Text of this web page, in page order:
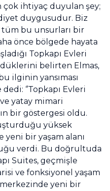
çok ihtiyaç duyulan şey;
duygusudur. Biz
tüm bu unsurları bir
önce bölgede hayata
Topkapı Evleri
belirten Elmas,
ilginin yansıması
‘’Topkapı Evleri
yatay mimari
bir göstergesi oldu.
yüksek
bir yaşam alanı
verdi. Bu doğrultuda
Suites, geçmişle
ve fonksiyonel yaşam
yeni bir